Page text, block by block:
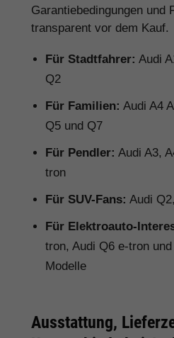
Garantiebedingungen und
transparent vor dem Kauf.
Für Stadtfahrer: Audi
Q2
Für Familien: Audi A4
Q5 und Q7
Für Pendler: Audi A3,
tron
Für SUV-Fans: Audi
Für Elektroauto-
tron, Audi Q6 e-tron
Modelle
Ausstattung,